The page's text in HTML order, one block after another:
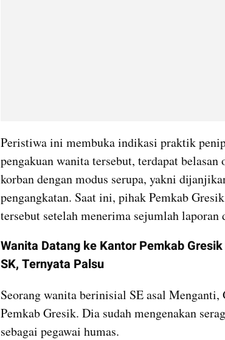
Peristiwa ini membuka indikasi praktik
pengakuan wanita tersebut, terdapat
korban dengan modus serupa, yakni
pengangkatan. Saat ini, pihak Pemkab
tersebut setelah menerima sejumlah laporan
Wanita Datang ke Kantor Pemkab
SK, Ternyata Palsu
Seorang wanita berinisial SE asal
Pemkab Gresik. Dia sudah mengenakan
sebagai pegawai humas.